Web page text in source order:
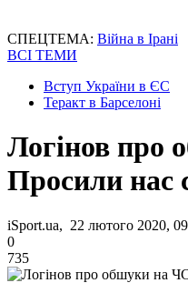
СПЕЦТЕМА: Війна в Ірані
ВСІ ТЕМИ
Вступ України в ЄС
Теракт в Барселоні
Логінов про
Просили нас
iSport.ua, 22 лютого 2020,
0
735